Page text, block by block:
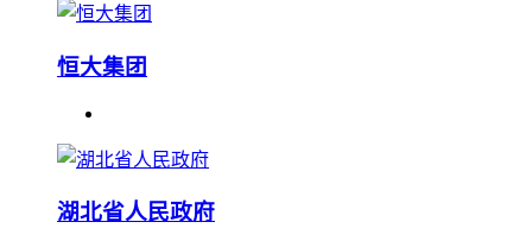
恒大集团
湖北省人民政府